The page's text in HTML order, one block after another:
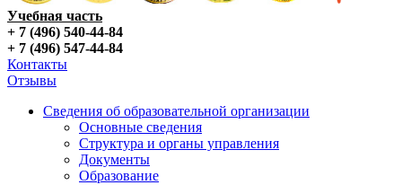
Учебная часть
+ 7 (496) 540-44-84
+ 7 (496) 547-44-84
Контакты
Отзывы
Сведения об образовательной организации
Основные сведения
Структура и органы управления
Документы
Образование